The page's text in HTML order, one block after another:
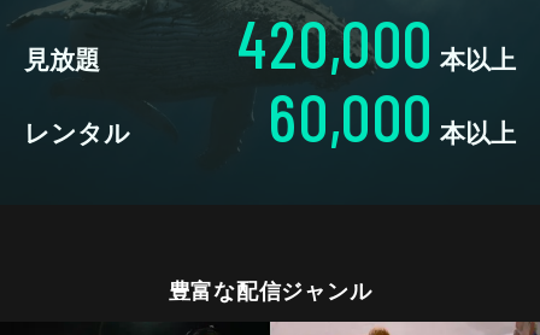
見放題 420,000 本以上
レンタル 60,000 本以上
豊富な配信ジャンル